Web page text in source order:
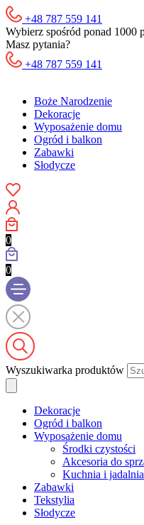
+48 787 559 141
Wybierz spośród ponad 1000
Masz pytania?
+48 787 559 141
Boże Narodzenie
Dekoracje
Wyposażenie domu
Ogród i balkon
Zabawki
Słodycze
0
0
Wyszukiwarka produktów
Dekoracje
Ogród i balkon
Wyposażenie domu
Środki czystości
Akcesoria do
Kuchnia i jadalnia
Zabawki
Tekstylia
Słodycze